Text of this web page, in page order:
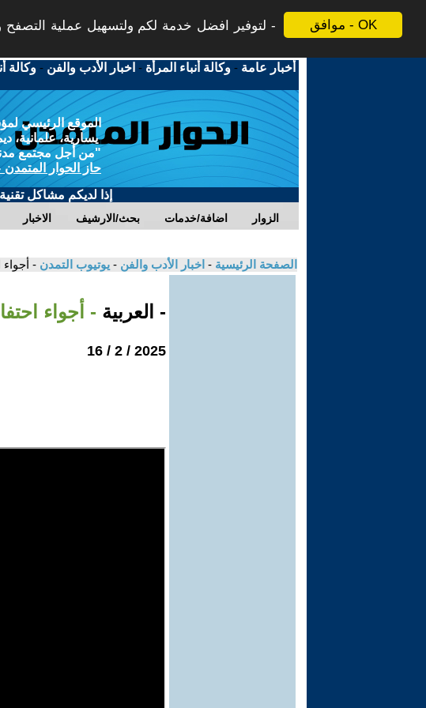
موافق - OK
لتوفير افضل خدمة لكم ولتسهيل عملية التصفح
أخبار عامة -وكالة أنباء المرأة - اخبار الأدب والفن -وكالة
الموقع الرئيسي
يسارية، علمانية،
"من أجل مجتمع
حاز الحوار
إذا لديكم مشاكل
الاخبار بحث/الارشيف اضافة/خدمات الزوار
الصفحة الرئيسية - اخبار الأدب والفن - يوتيوب التمدن -
- العربية - أجواء
2025 / 2 / 16